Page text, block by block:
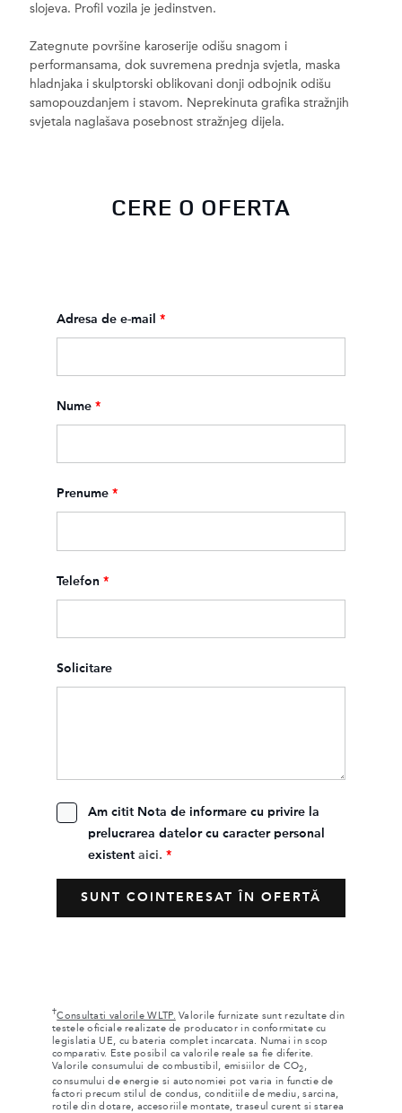
slojeva. Profil vozila je jedinstven.
Zategnute površine karoserije odišu snagom i
performansama, dok suvremena prednja svjetla, maska
hladnjaka i skulptorski oblikovani donji odbojnik odišu
samopouzdanjem i stavom. Neprekinuta grafika stražnjih
svjetala naglašava posebnost stražnjeg dijela.
CERE O OFERTA
Adresa de e-mail *
Nume *
Prenume *
Telefon *
Solicitare
Am citit Nota de informare cu privire la
prelucrarea datelor cu caracter personal
existent aici. *
†Consultati valorile WLTP. Valorile furnizate sunt rezultate din
testele oficiale realizate de producator in conformitate cu
legislatia UE, cu bateria complet incarcata. Numai in scop
comparativ. Este posibil ca valorile reale sa fie diferite.
Valorile consumului de combustibil, emisiilor de CO2 ,
consumului de energie si autonomiei pot varia in functie de
factori precum stilul de condus, conditiile de mediu, sarcina,
rotile din dotare, accesoriile montate, traseul curent si starea